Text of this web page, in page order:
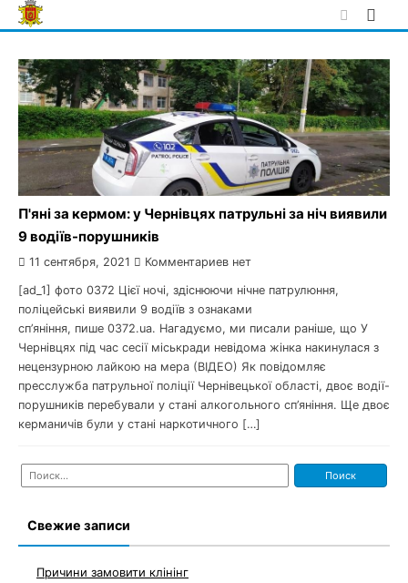
Skip
to
П'яні за кермом: у Чернівцях патрульні за ніч виявили
9 водіїв-порушників
11 сентября, 2021 Комментариев нет
[ad_1] фото 0372 Цієї ночі, здіснюючи нічне патрулюння,
поліцейські виявили 9 водіїв з ознаками
сп’яніння, пише 0372.ua. Нагадуємо, ми писали раніше, що У
Чернівцях під час сесії міськради невідома жінка накинулася з
нецензурною лайкою на мера (ВІДЕО) Як повідомляє
пресслужба патрульної поліції Чернівецької області, двоє водії-
порушників перебували у стані алкогольного сп’яніння. Ще двоє
керманичів були у стані наркотичного […]
Найти:
Свежие записи
Причини замовити клінінг